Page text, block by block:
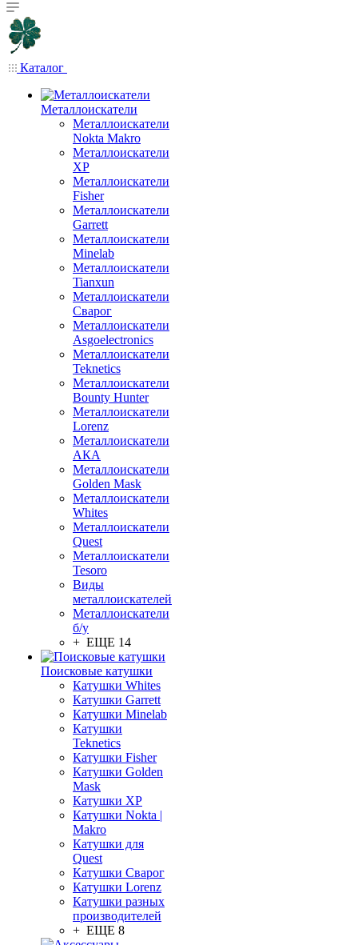
Каталог
Металлоискатели
Металлоискатели
Nokta Makro
Металлоискатели
XP
Металлоискатели
Fisher
Металлоискатели
Garrett
Металлоискатели
Minelab
Металлоискатели
Tianxun
Металлоискатели
Сварог
Металлоискатели
Asgoelectronics
Металлоискатели
Teknetics
Металлоискатели
Bounty Hunter
Металлоискатели
Lorenz
Металлоискатели
АКА
Металлоискатели
Golden Mask
Металлоискатели
Whites
Металлоискатели
Quest
Металлоискатели
Tesoro
Виды
металлоискателей
Металлоискатели
б/у
+ ЕЩЕ 14
Поисковые катушки
Катушки Whites
Катушки Garrett
Катушки Minelab
Катушки
Teknetics
Катушки Fisher
Катушки Golden
Mask
Катушки XP
Катушки Nokta |
Makro
Катушки для
Quest
Катушки Сварог
Катушки Lorenz
Катушки разных
производителей
+ ЕЩЕ 8